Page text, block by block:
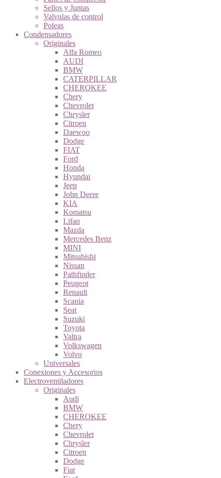
Sellos y Juntas
Valvulas de control
Poleas
Condensadores
Originales
Alfa Romeo
AUDI
BMW
CATERPILLAR
CHEROKEE
Chery
Chevrolet
Chrysler
Citroen
Daewoo
Dodge
FIAT
Ford
Honda
Hyundai
Jeep
John Deere
KIA
Komatsu
Lifan
Mazda
Mercedes Benz
MINI
Mitsubishi
Nissan
Pathfinder
Peugeot
Renault
Scania
Seat
Suzuki
Toyota
Valtra
Volkswagen
Volvo
Universales
Conexiones y Accesorios
Electroventiladores
Originales
Audi
BMW
CHEROKEE
Chery
Chevrolet
Chrysler
Citroen
Dodge
Fiat